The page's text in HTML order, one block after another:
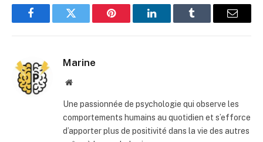
FacebookTwitter Pinterest LinkedInTumblr
E-
Marine
Site
Une passionnée de psychologie qui observe les
comportements humains au quotidien et s’efforce
d’apporter plus de positivité dans la vie des autres